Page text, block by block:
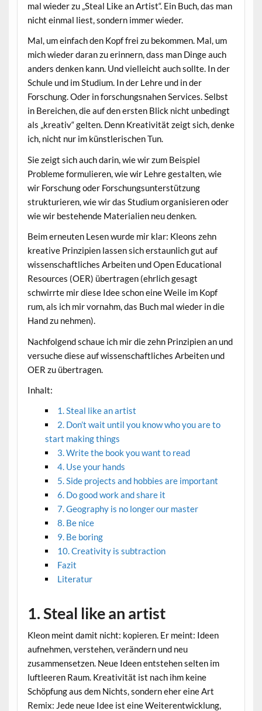
mal wieder zu „Steal Like an Artist“. Ein Buch, das man
nicht einmal liest, sondern immer wieder.
Mal, um einfach den Kopf frei zu bekommen. Mal, um
mich wieder daran zu erinnern, dass man Dinge auch
anders denken kann. Und vielleicht auch sollte. In der
Schule und im Studium. In der Lehre und in der
Forschung. Oder in forschungsnahen Services. Selbst
in Bereichen, die auf den ersten Blick nicht unbedingt
als „kreativ“ gelten. Denn Kreativität zeigt sich, denke
ich, nicht nur im künstlerischen Tun.
Sie zeigt sich auch darin, wie wir zum Beispiel
Probleme formulieren, wie wir Lehre gestalten, wie
wir Forschung oder Forschungsunterstützung
strukturieren, wie wir das Studium organisieren oder
wie wir bestehende Materialien neu denken.
Beim erneuten Lesen wurde mir klar: Kleons zehn
kreative Prinzipien lassen sich erstaunlich gut auf
wissenschaftliches Arbeiten und Open Educational
Resources (OER) übertragen (ehrlich gesagt
schwirrte mir diese Idee schon eine Weile im Kopf
rum, als ich mir vornahm, das Buch mal wieder in die
Hand zu nehmen).
Nachfolgend schaue ich mir die zehn Prinzipien an und
versuche diese auf wissenschaftliches Arbeiten und
OER zu übertragen.
Inhalt:
1. Steal like an artist
2. Don’t wait until you know who you are to
start making things
3. Write the book you want to read
4. Use your hands
5. Side projects and hobbies are important
6. Do good work and share it
7. Geography is no longer our master
8. Be nice
9. Be boring
10. Creativity is subtraction
Fazit
Literatur
1. Steal like an artist
Kleon meint damit nicht: kopieren. Er meint: Ideen
aufnehmen, verstehen, verändern und neu
zusammensetzen. Neue Ideen entstehen selten im
luftleeren Raum. Kreativität ist nach ihm keine
Schöpfung aus dem Nichts, sondern eher eine Art
Remix: Jede neue Idee ist eine Weiterentwicklung,